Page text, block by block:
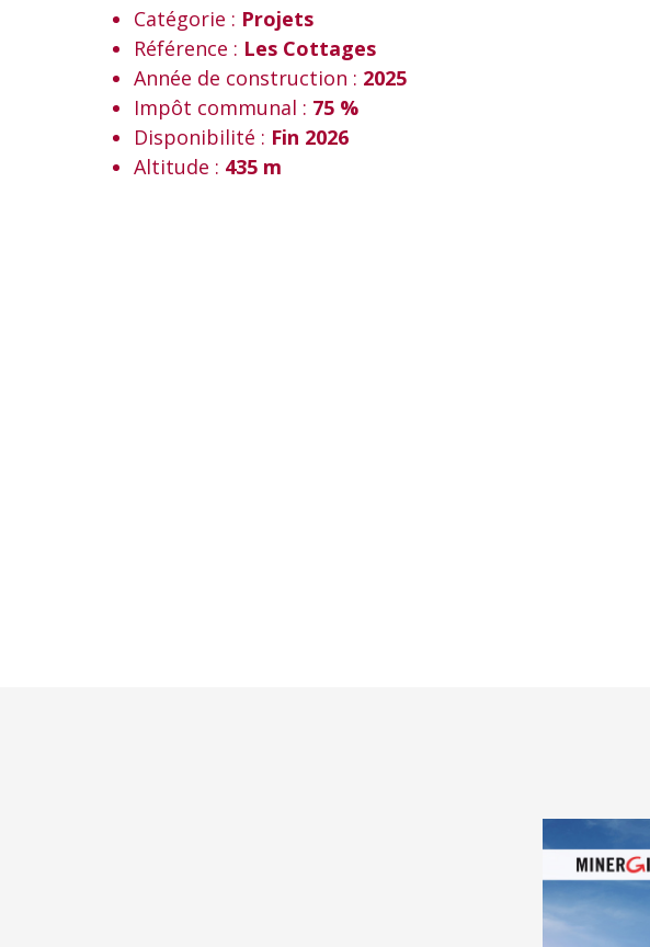
Catégorie : Projets
Référence : Les Cottages
Année de construction : 2025
Impôt communal : 75 %
Disponibilité : Fin 2026
Altitude : 435 m